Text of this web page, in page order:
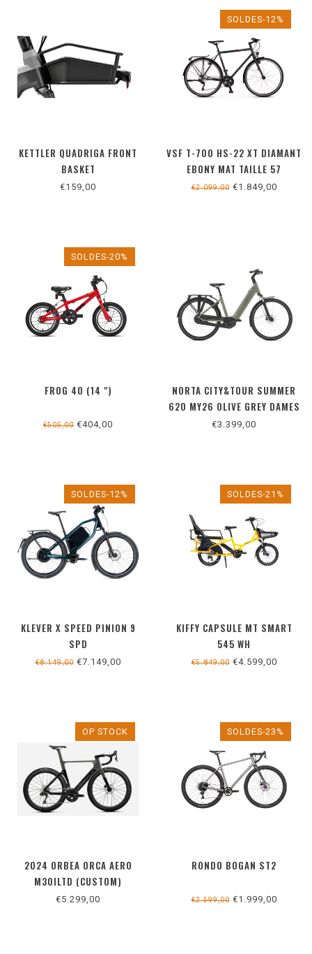
KETTLER QUADRIGA FRONT
BASKET
€159,00
SOLDES-12%
VSF T-700 HS-22 XT DIAMANT
EBONY MAT TAILLE 57
€2.099,00€1.849,00
SOLDES-20%
FROG 40 (14 ")
€505,00 €404,00
NORTA CITY&TOUR SUMMER
620 MY26 OLIVE GREY DAMES
MAAT 48
€3.399,00
SOLDES-12%
KLEVER X SPEED PINION 9
SPD
€8.149,00€7.149,00
SOLDES-21%
KIFFY CAPSULE MT SMART
545 WH
€5.849,00€4.599,00
OP STOCK
2024 ORBEA ORCA AERO
M30ILTD (CUSTOM)
€5.299,00
SOLDES-23%
RONDO BOGAN ST2
€2.599,00€1.999,00